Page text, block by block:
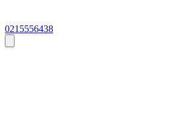
0215556438